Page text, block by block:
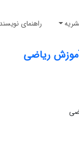
راهنمای
ریاضی